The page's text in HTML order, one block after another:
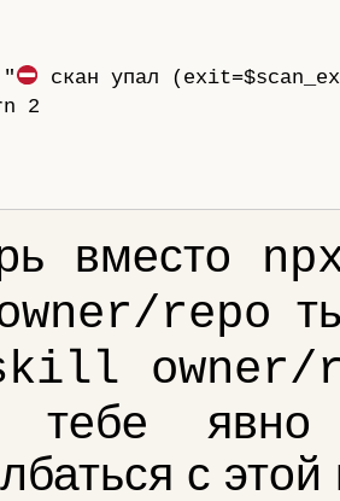
скан упал
2
вместо
repo
owner/
тебе явно
с